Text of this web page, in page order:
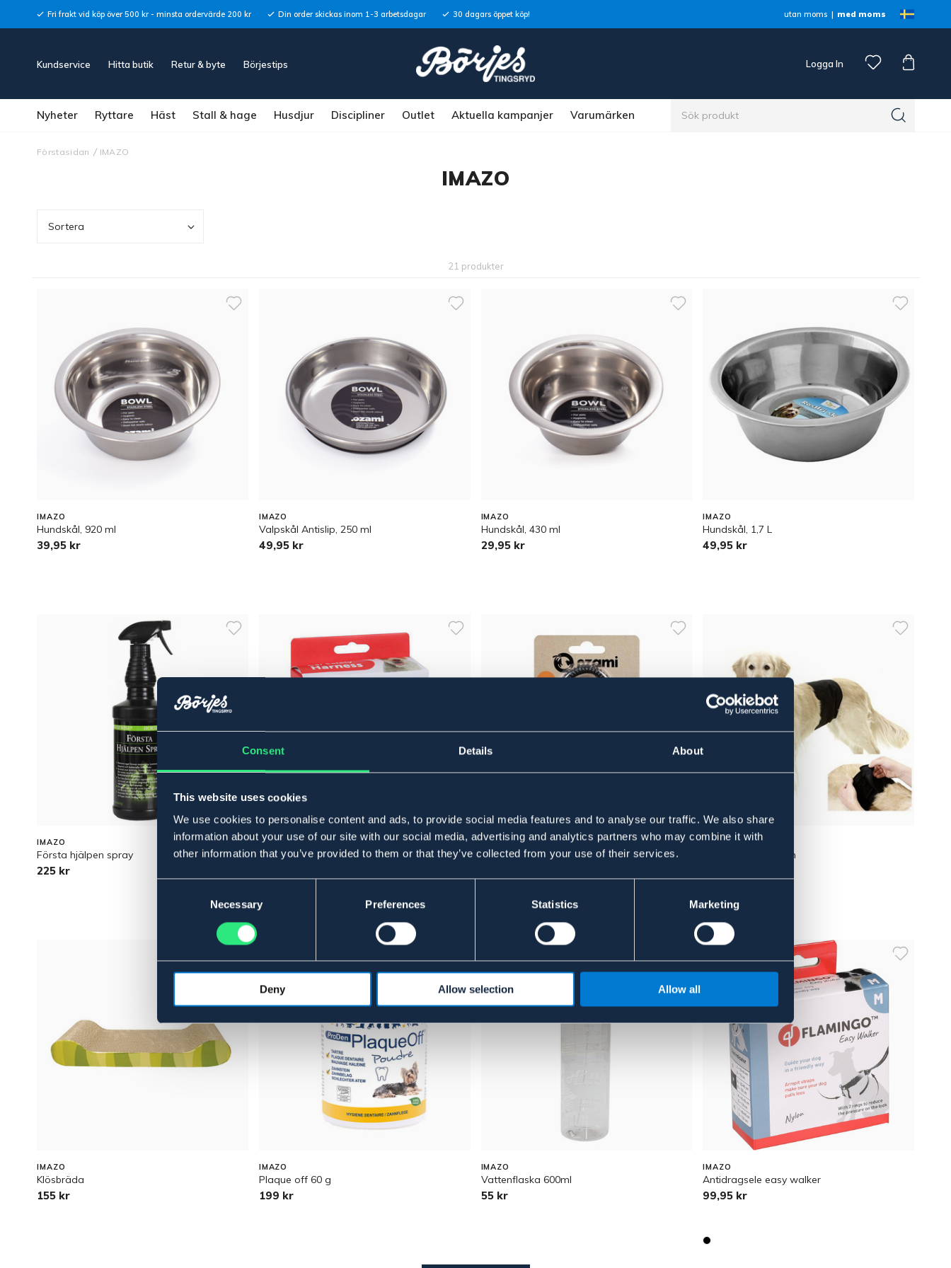
Consent Details About
This website uses cookies
We use cookies to personalise content and ads, to provide social media features and to analyse our traffic. We also share
information about your use of our site with our social media, advertising and analytics partners who may combine it with
other information that you’ve provided to them or that they’ve collected from your use of their services.
Necessary Preferences Statistics Marketing
Deny Allow selection Allow all
Fri frakt vid köp över 500 kr - minsta ordervärde 200 kr Din order skickas inom 1-3 arbetsdagar 30 dagars öppet köp! utan moms med moms
Kundservice Hitta butik Retur & byte Börjestips Logga In
Nyheter Ryttare Häst Stall & hage Husdjur Discipliner Outlet Aktuella kampanjer Varumärken
Förstasidan IMAZO
IMAZO
Sortera
21 produkter
IMAZO
Hundskål, 920 ml
39,95 kr
IMAZO
Valpskål Antislip, 250 ml
49,95 kr
IMAZO
Hundskål, 430 ml
29,95 kr
IMAZO
Hundskål, 1,7 L
49,95 kr
IMAZO
Första hjälpen spray
225 kr
IMAZO
Bilsele flamingo
IMAZO
Klicker med armband ozami i-click
IMAZO
Kisskydd gentleman
IMAZO
Klösbräda
155 kr
IMAZO
Plaque off 60 g
199 kr
IMAZO
Vattenflaska 600ml
55 kr
IMAZO
Antidragsele easy walker
99,95 kr